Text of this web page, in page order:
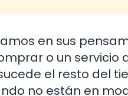
en sus
o un servicio
el resto del
no están en